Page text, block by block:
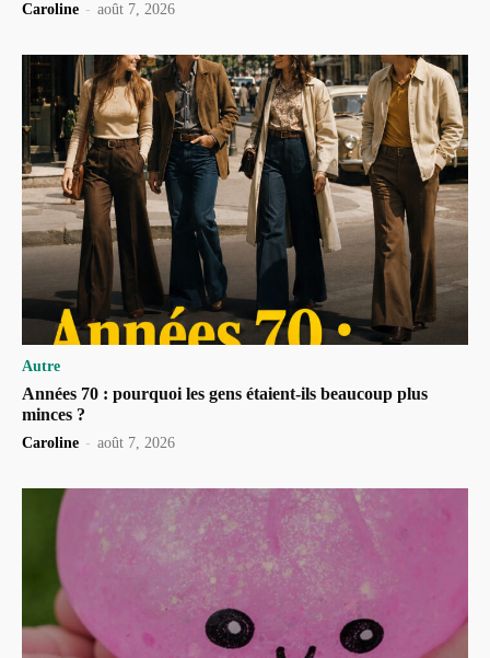
Caroline - août 7, 2026
Autre
Années 70 : pourquoi les gens étaient-ils beaucoup plus
minces ?
Caroline - août 7, 2026